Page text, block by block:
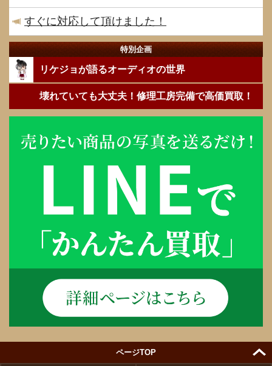
すぐに対応して頂けました！
特別企画
リケジョが語るオーディオの世界
壊れていても大丈夫！修理工房完備で高価買取！
ページTOP